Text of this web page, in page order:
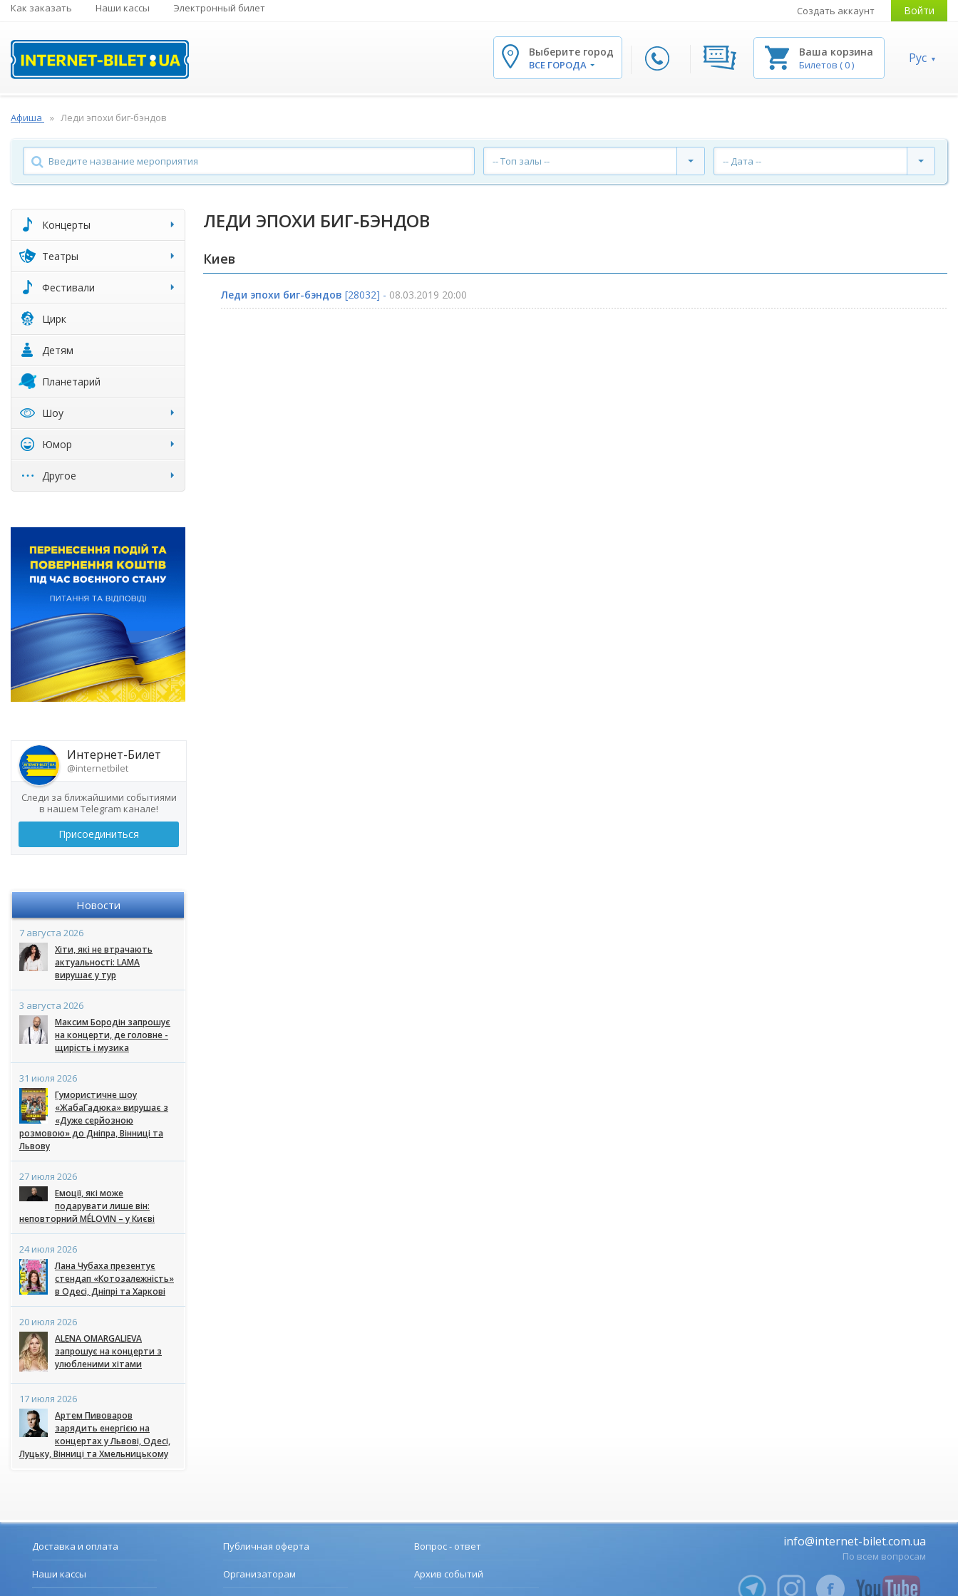
Как заказать Наши кассы Электронный билет Создать аккаунт Войти
Выберите город
ВСЕ ГОРОДА
Ваша корзина
Билетов (0) Рус
Афиша Леди эпохи биг-бэндов
-- Топ залы -- -- Дата --
Концерты
Театры
Фестивали
Цирк
Детям
Планетарий
Шоу
Юмор
Другое
Интернет-Билет
@internetbilet
Следи за ближайшими событиями
в нашем Telegram канале!
Присоединиться
Новости
7 августа 2026
Хіти, які не втрачають
актуальності: LAMA
вирушає у тур
3 августа 2026
Максим Бородін запрошує
на концерти, де головне -
щирість і музика
31 июля 2026
Гумористичне шоу
«ЖабаГадюка» вирушає з
«Дуже серйозною
розмовою» до Дніпра, Вінниці та
Львову
27 июля 2026
Емоції, які може
подарувати лише він:
неповторний MÉLOVIN – у Києві
24 июля 2026
Лана Чубаха презентує
стендап «Котозалежність»
в Одесі, Дніпрі та Харкові
20 июля 2026
ALENA OMARGALIEVA
запрошує на концерти з
улюбленими хітами
17 июля 2026
Артем Пивоваров
зарядить енергією на
концертах у Львові, Одесі,
Луцьку, Вінниці та Хмельницькому
ЛЕДИ ЭПОХИ БИГ-БЭНДОВ
Киев
Леди эпохи биг-бэндов [28032] - 08.03.2019 20:00
Доставка и оплата
Наши кассы
Публичная оферта
Организаторам
Вопрос - ответ
Архив событий
info@internet-bilet.com.ua
По всем вопросам